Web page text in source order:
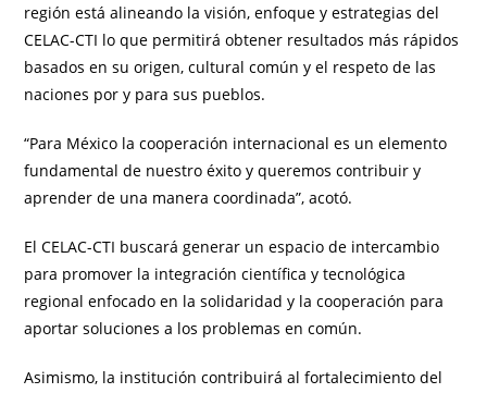
región está alineando la visión, enfoque y estrategias del
CELAC-CTI lo que permitirá obtener resultados más rápidos
basados en su origen, cultural común y el respeto de las
naciones por y para sus pueblos.
“Para México la cooperación internacional es un elemento
fundamental de nuestro éxito y queremos contribuir y
aprender de una manera coordinada”, acotó.
El CELAC-CTI buscará generar un espacio de intercambio
para promover la integración científica y tecnológica
regional enfocado en la solidaridad y la cooperación para
aportar soluciones a los problemas en común.
Asimismo, la institución contribuirá al fortalecimiento del